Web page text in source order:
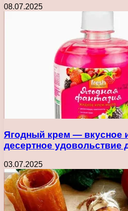
08.07.2025
Ягодный крем — вкусное
десертное удовольствие
03.07.2025